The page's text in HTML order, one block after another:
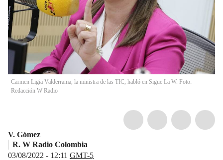
Carmen Ligia Valderrama, la ministra de las TIC, habló en Sigue La W. Foto:
Redacción W Radio
V. Gómez
R. W Radio Colombia
03/08/2022 - 12:11 GMT-5